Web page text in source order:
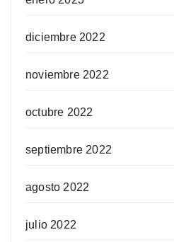
diciembre 2022
noviembre 2022
octubre 2022
septiembre 2022
agosto 2022
julio 2022